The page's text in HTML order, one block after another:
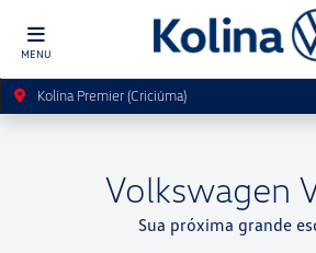
MENU
Kolina Premier (Criciúma)
Volkswagen
Sua próxima grande